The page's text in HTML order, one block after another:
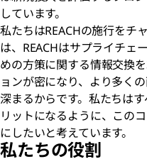
しています。
私たちはREACHの施行をチ
は、REACHはサプライチェ
めの方策に関する情報交換
ョンが密になり、より多く
深まるからです。私たちは
リットになるように、この
にしたいと考えています。
私たちの役割